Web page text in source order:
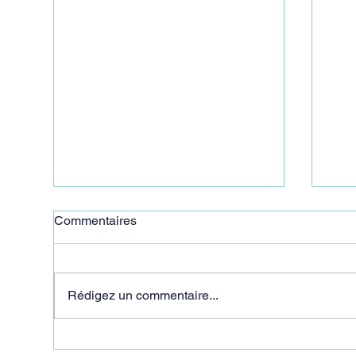
Commentaires
Rédigez un commentaire...